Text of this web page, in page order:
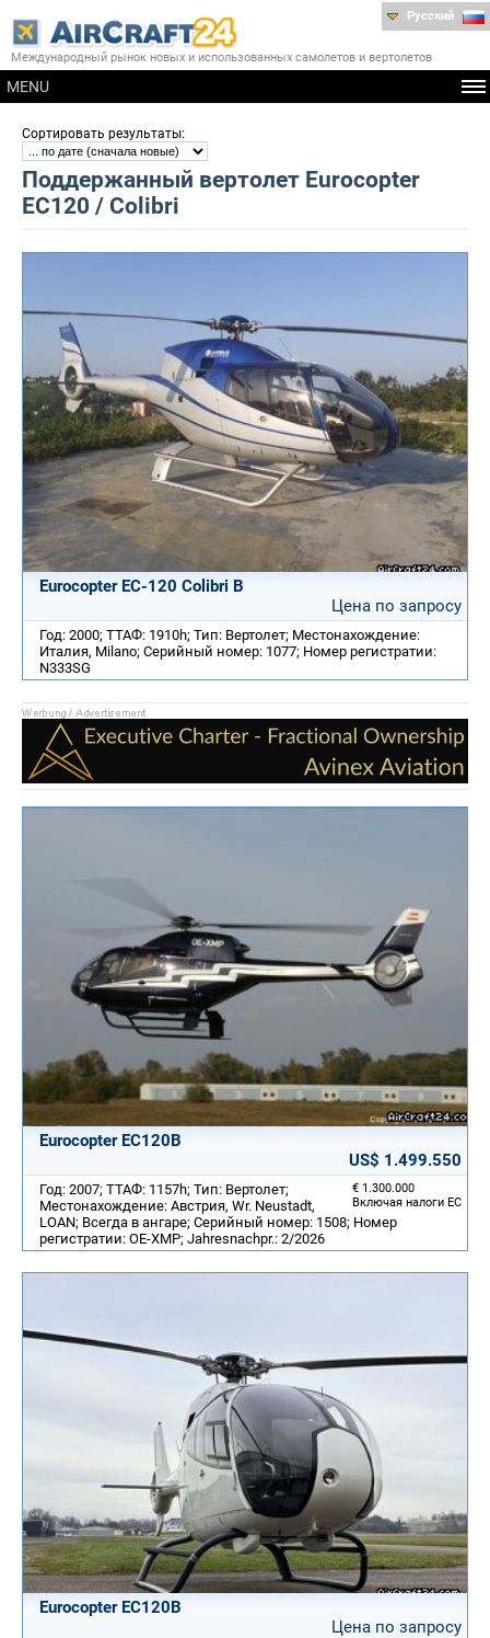
Международный рынок новых и использованных самолетов и вертолетов
MENU
Русский
Сортировать результаты:
Поддержанный вертолет Eurocopter
EC120 / Colibri
Eurocopter EC-120 Colibri B
Цена по запросу
Год: 2000; ТТАФ: 1910h; Тип: Вертолет; Местонахождение:
Италия, Milano; Серийный номер: 1077; Номер регистратии:
N333SG
Eurocopter EC120B
US$ 1.499.550
€ 1.300.000
Включая налоги ЕС
Год: 2007; ТТАФ: 1157h; Тип: Вертолет;
Местонахождение: Австрия, Wr. Neustadt,
LOAN; Всегда в ангаре; Серийный номер: 1508; Номер
регистратии: OE-XMP; Jahresnachpr.: 2/2026
Eurocopter EC120B
Цена по запросу